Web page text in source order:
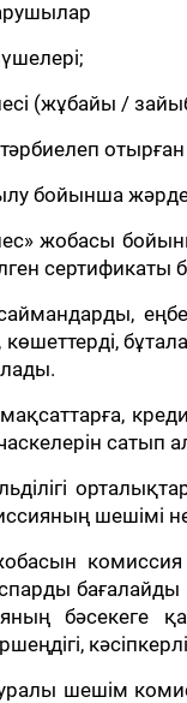
(жұбайы /
тәрбиелеп
бойынша
жобасы
сертификаты
сатып
шешімі
бәсекеге
шешім